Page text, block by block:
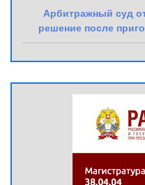
Арбитражный суд
решение после